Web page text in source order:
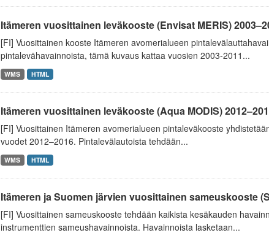
Itämeren vuosittainen leväkooste (Envisat MERIS)
[FI] Vuosittainen kooste Itämeren avomerialueen
pintalevähavainnoista, tämä kuvaus kattaa vuosien 2003-2011...
WMS HTML
Itämeren vuosittainen leväkooste (Aqua MODIS)
[FI] Vuosittainen Itämeren avomerialueen pintaleväkooste
vuodet 2012–2016. Pintalevälautoista tehdään...
WMS HTML
Itämeren ja Suomen järvien vuosittainen sameuskooste
[FI] Vuosittainen sameuskooste tehdään kaikista kesäkauden
instrumenttien sameushavainnoista. Havainnoista lasketaan...